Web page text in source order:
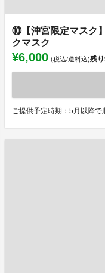
⑩【沖宮限定マスク
クマスク
¥6,000 (税込/送料込)残り
ご提供予定時期：5月以降で